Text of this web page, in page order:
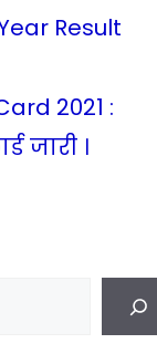
Result
2021 :
जारी ।